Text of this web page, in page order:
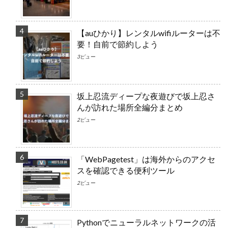
【auひかり】レンタルwifiルーターは不
要！自前で節約しよう
3ビュー
坂上忍流ディープな夜遊びで坂上忍さ
んが訪れた場所全編分まとめ
2ビュー
「WebPagetest」は海外からのアクセ
スを確認できる便利ツール
2ビュー
Pythonでニューラルネットワークの活